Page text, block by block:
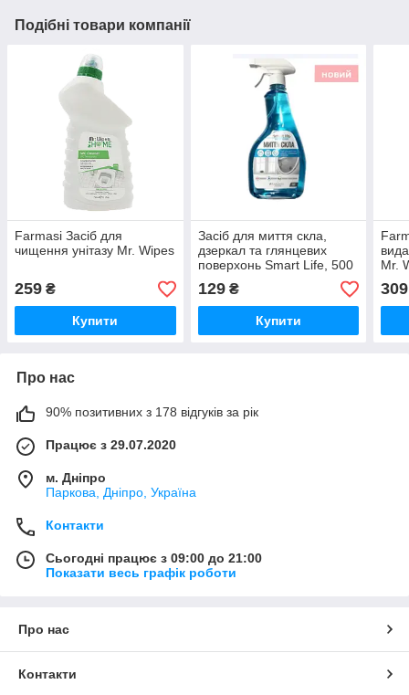
Подібні товари компанії
Farmasi Засіб для
чищення унітазу Mr. Wipes
259 ₴
Купити
Засіб для миття скла,
дзеркал та глянцевих
поверхонь Smart Life, 500
мл
129₴
Купити
Mr.
309
Про нас
90% позитивних з 178 відгуків за рік
Працює з 29.07.2020
м. Дніпро
Паркова, Дніпро, Україна
Контакти
Сьогодні працює з 09:00 до 21:00
Показати весь графік роботи
Про нас
Контакти